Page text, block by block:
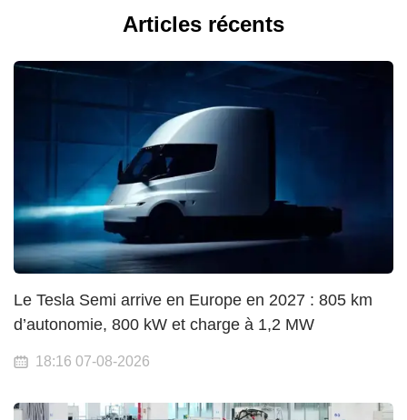
Articles récents
Le Tesla Semi arrive en Europe en 2027 : 805 km
d’autonomie, 800 kW et charge à 1,2 MW
18:16 07-08-2026